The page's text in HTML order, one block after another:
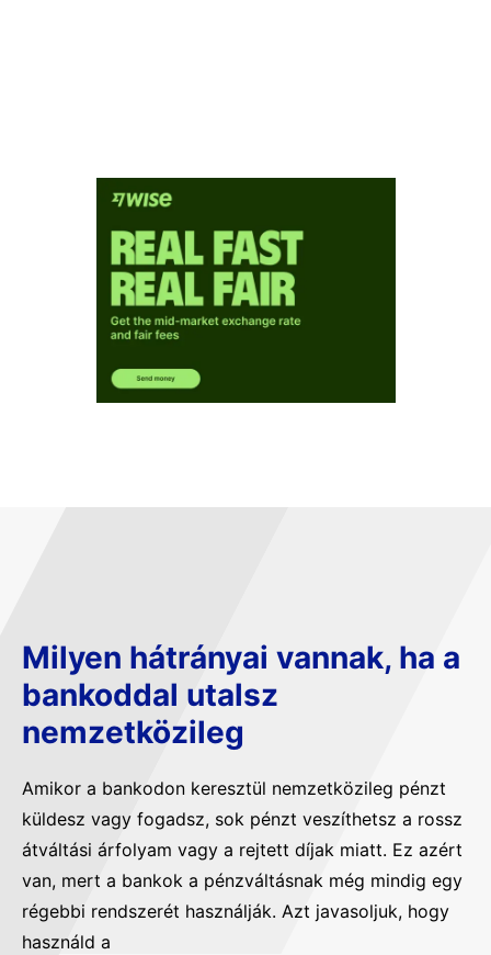
Milyen hátrányai vannak, ha a
bankoddal utalsz
nemzetközileg
Amikor a bankodon keresztül nemzetközileg pénzt
küldesz vagy fogadsz, sok pénzt veszíthetsz a rossz
átváltási árfolyam vagy a rejtett díjak miatt. Ez azért
van, mert a bankok a pénzváltásnak még mindig egy
régebbi rendszerét használják. Azt javasoljuk, hogy
használd a